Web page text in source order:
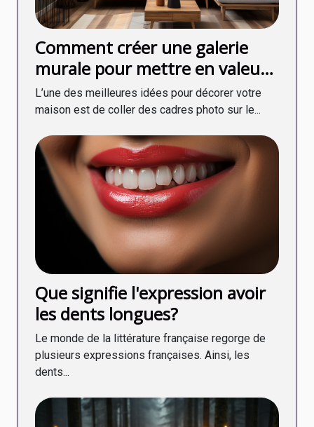
Comment créer une galerie
murale pour mettre en valeur
vos cadres photo ?
L’une des meilleures idées pour décorer votre
maison est de coller des cadres photo sur le...
Que signifie l'expression avoir
les dents longues?
Le monde de la littérature française regorge de
plusieurs expressions françaises. Ainsi, les
dents...